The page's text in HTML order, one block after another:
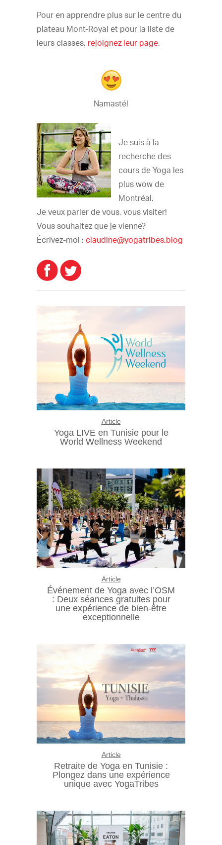
Pour en apprendre plus sur le centre du
plateau Mont-Royal et pour la liste de
leurs classes,rejoignez leur page.
Namasté!
Je suis à la
recherche des
cours de Yoga les
plus wow de
Montréal.
Je veux parler de vous, vous visiter!
Vous souhaitez que je vienne?
Écrivez-moi :claudine@yogatribes.blog
Article
Yoga LIVE en Tunisie pour le
World Wellness Weekend
Article
Événement de Yoga avec l’OSM
: Deux séances gratuites pour
une expérience de bien-être
exceptionnelle
Article
Retraite de Yoga en Tunisie :
Plongez dans une expérience
unique avec YogaTribes